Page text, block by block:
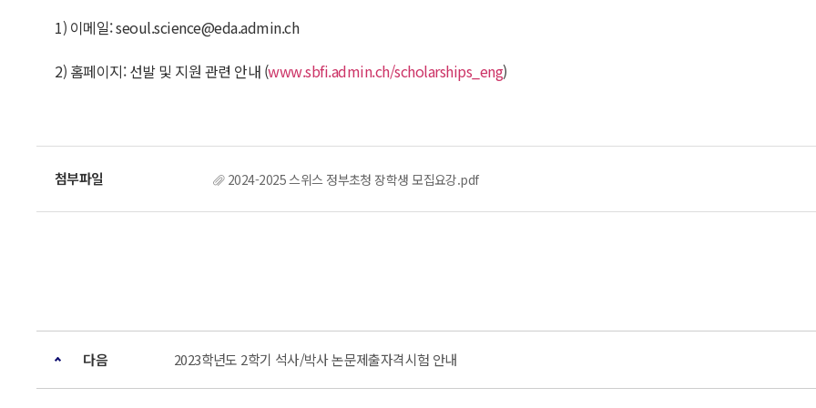
1) 이메일: seoul.science@eda.admin.ch
2) 홈페이지: 선발 및 지원 관련 안내 (www.sbfi.admin.ch/scholarships_eng)
2024-2025 스위스 정부초청 장학생 모집요강.pdf
다음 2023학년도 2학기 석사/박사 논문제출자격시험 안내